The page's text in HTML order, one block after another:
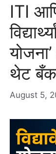
ITI
थेट बँक
August 5,